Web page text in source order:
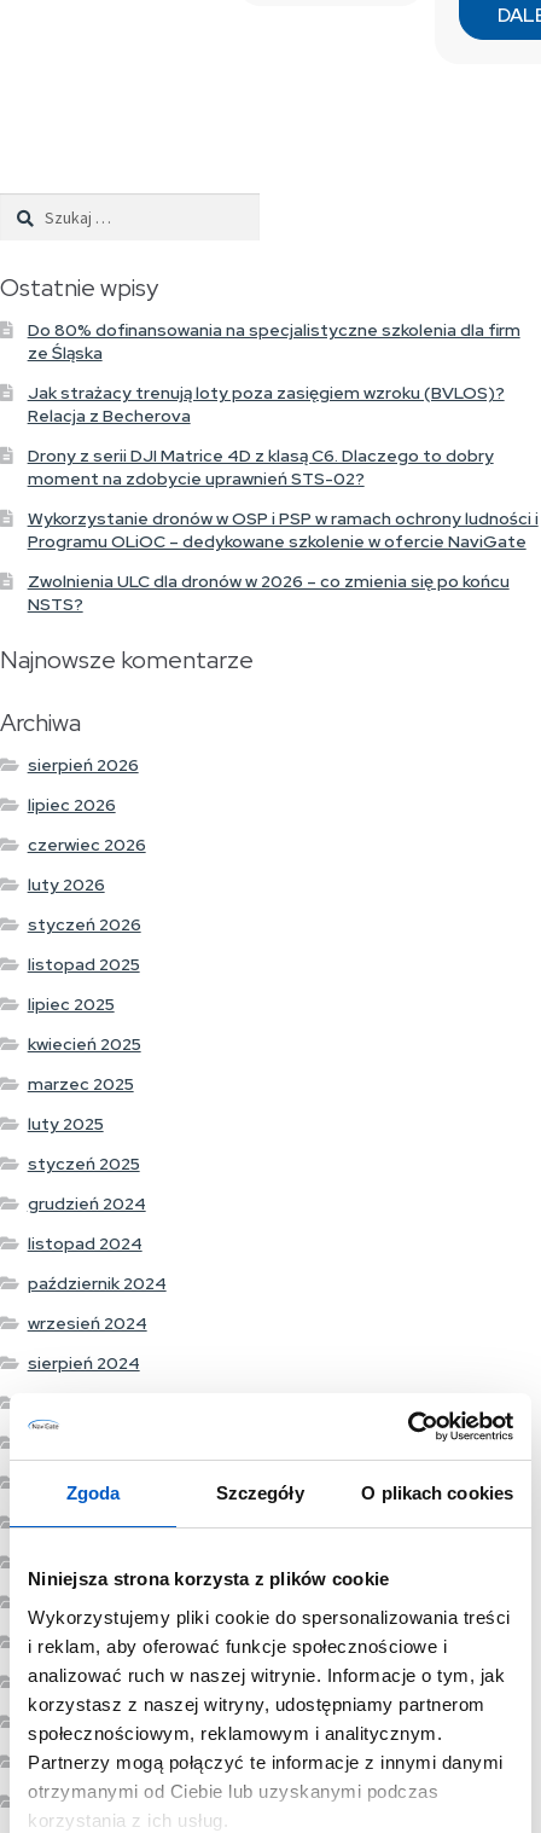
Zgoda Szczegóły O plikach cookies
Niniejsza strona korzysta z plików cookie
Wykorzystujemy pliki cookie do spersonalizowania treści
i reklam, aby oferować funkcje społecznościowe i
analizować ruch w naszej witrynie. Informacje o tym, jak
korzystasz z naszej witryny, udostępniamy partnerom
społecznościowym, reklamowym i analitycznym.
Partnerzy mogą połączyć te informacje z innymi danymi
otrzymanymi od Ciebie lub uzyskanymi podczas
korzystania z ich usług.
Szukaj:
Ostatnie wpisy
Do 80% dofinansowania na specjalistyczne szkolenia dla firm
ze Śląska
Jak strażacy trenują loty poza zasięgiem wzroku (BVLOS)?
Relacja z Becherova
Drony z serii DJI Matrice 4D z klasą C6. Dlaczego to dobry
moment na zdobycie uprawnień STS-02?
Wykorzystanie dronów w OSP i PSP w ramach ochrony ludności i
Programu OLiOC – dedykowane szkolenie w ofercie NaviGate
Zwolnienia ULC dla dronów w 2026 – co zmienia się po końcu
NSTS?
Najnowsze komentarze
Archiwa
sierpień 2026
lipiec 2026
czerwiec 2026
luty 2026
styczeń 2026
listopad 2025
lipiec 2025
kwiecień 2025
marzec 2025
luty 2025
styczeń 2025
grudzień 2024
listopad 2024
październik 2024
wrzesień 2024
sierpień 2024
marzec 2024
luty 2024
wrzesień 2023
sierpień 2023
lipiec 2023
czerwiec 2023
maj 2023